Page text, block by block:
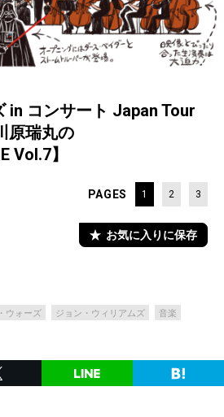
in コンサート Japan Tour
原瑞丸の
Vol.7】
PAGES 1 2 3
お気に入りに保存
ウォーズ ジョン・ウィリアムズ
音楽